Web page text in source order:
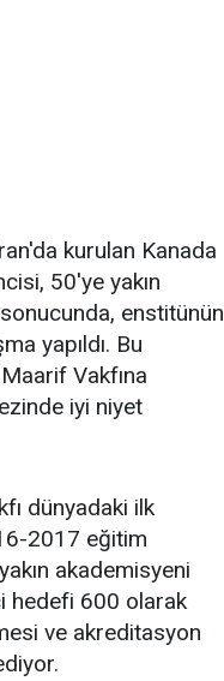
kurulan Kanada
50'ye yakın
enstitünün
yapıldı. Bu
Vakfına
iyi niyet
dünyadaki ilk
2017 eğitim
akademisyeni
hedefi 600 olarak
ve akreditasyon